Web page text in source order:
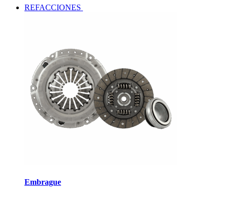
REFACCIONES
Embrague